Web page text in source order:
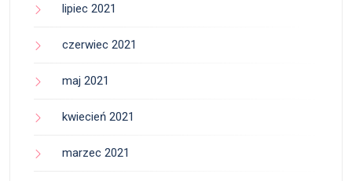
lipiec 2021
czerwiec 2021
maj 2021
kwiecień 2021
marzec 2021